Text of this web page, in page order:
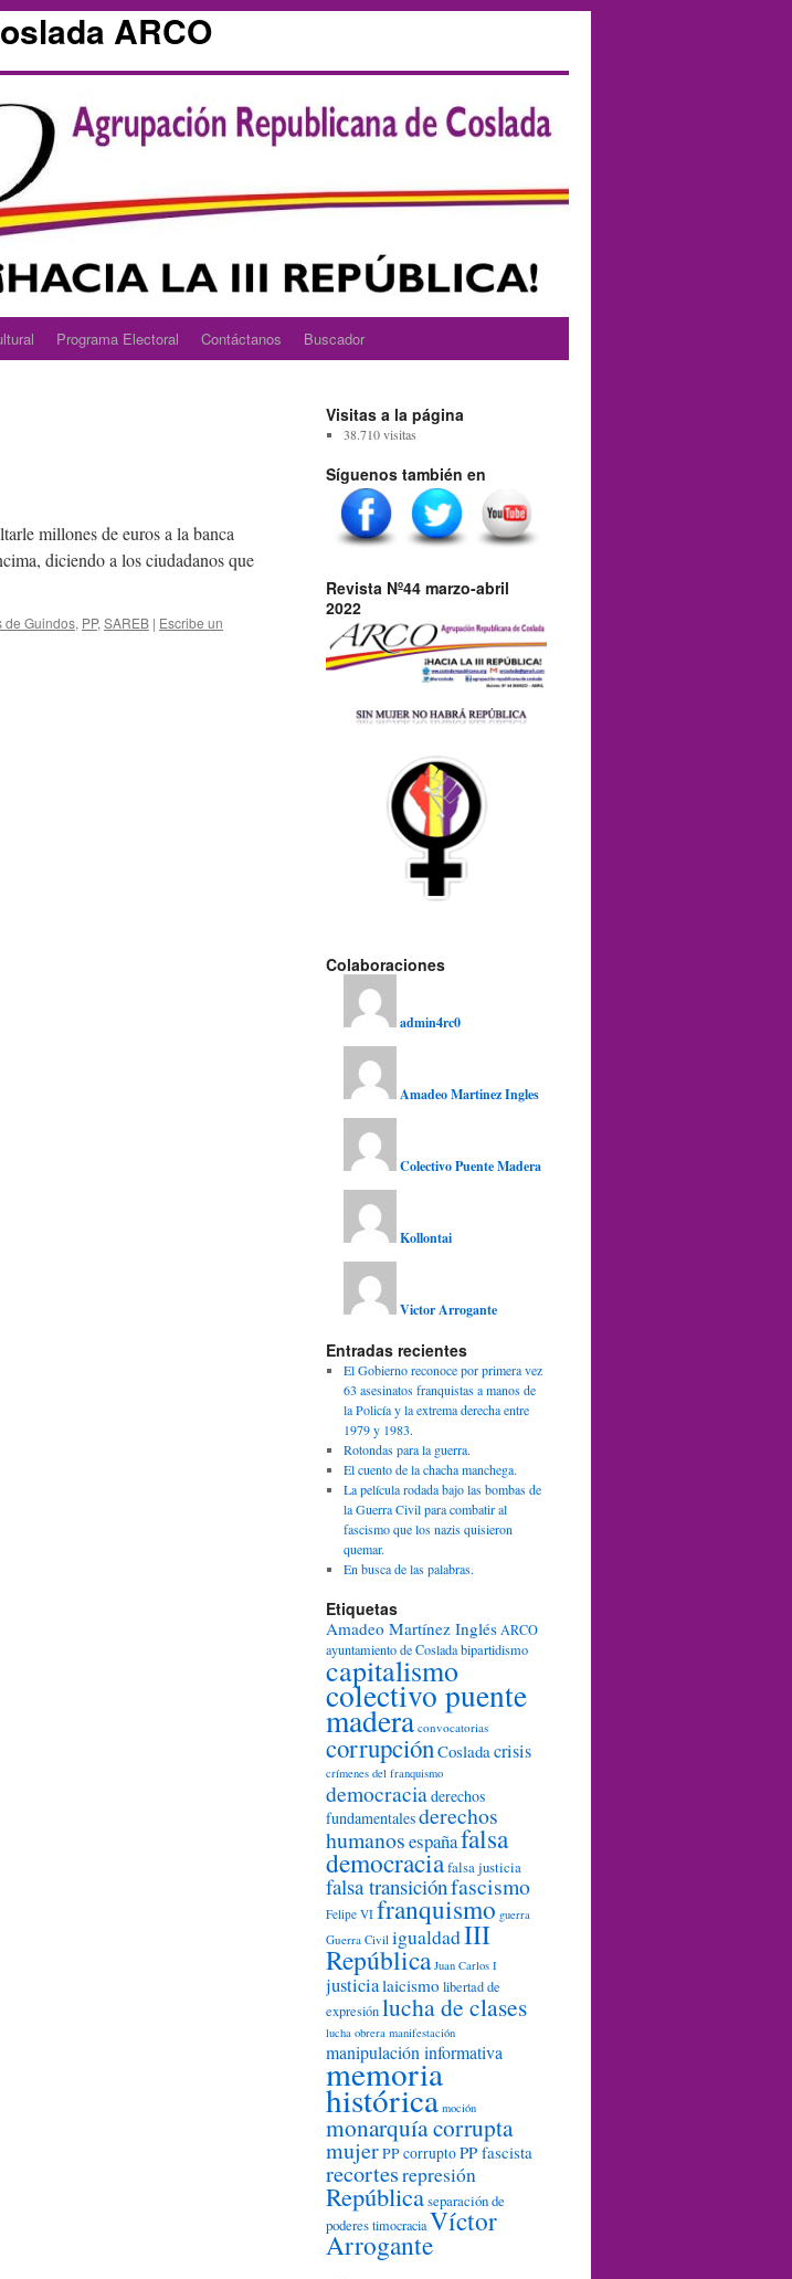
ARCO
Programa Electoral Contáctanos Buscador
millones de euros a la banca
diciendo a los ciudadanos que
de Guindos, PP, SAREB | Escribe un
Visitas a la página
38.710 visitas
Síguenos también en
Revista Nº44 marzo-abril
2022
Colaboraciones
admin4rc0
Amadeo Martinez Ingles
Colectivo Puente Madera
Kollontai
Victor Arrogante
Entradas recientes
El Gobierno reconoce por primera vez
63 asesinatos franquistas a manos de
la Policía y la extrema derecha entre
1979 y 1983.
Rotondas para la guerra.
El cuento de la chacha manchega.
La película rodada bajo las bombas de
la Guerra Civil para combatir al
fascismo que los nazis quisieron
quemar.
En busca de las palabras.
Etiquetas
Amadeo Martínez Inglés ARCO
ayuntamiento de Cosladabipartidismo
capitalismo
colectivo puente
madera convocatorias
corrupciónCosladacrisis
crímenes del franquismo
democraciaderechos
fundamentalesderechos
humanosespañafalsa
democraciafalsa justicia
falsa transiciónfascismo
Felipe VI franquismo guerra
Guerra Civil igualdadIII
República Juan Carlos I
justicialaicismo libertad de
expresiónlucha de clases
lucha obrera manifestación
manipulación informativa
memoria
histórica moción
monarquía corrupta
mujerPP corruptoPP fascista
recortesrepresión
Repúblicaseparación de
poderestimocraciaVíctor
Arrogante